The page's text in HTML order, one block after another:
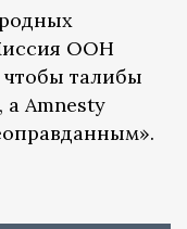
ООН
чтобы талибы
а Amnesty